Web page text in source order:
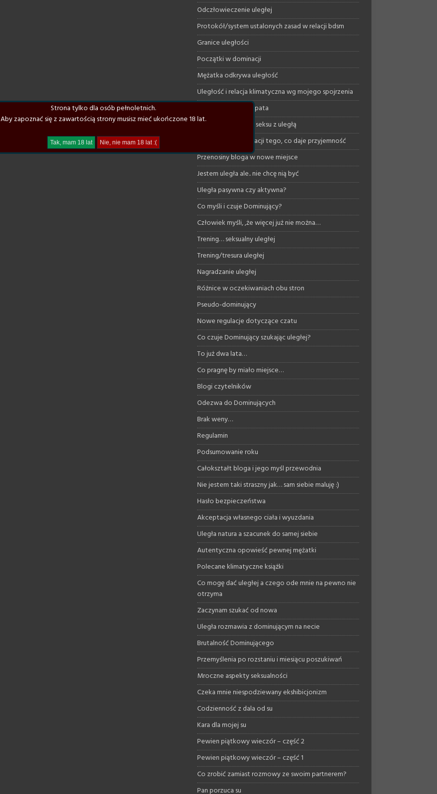
Odczłowieczenie uległej
Protokół/system ustalonych zasad w relacji bdsm
Granice uległości
Początki w dominacji
Mężatka odkrywa uległość
Uległość i relacja klimatyczna wg mojego spojrzenia
Dominujący psychopata
Moje podejście do seksu z uległą
Trudność w akceptacji tego, co daje przyjemność
Przenosiny bloga w nowe miejsce
Jestem uległa ale.. nie chcę nią być
Uległa pasywna czy aktywna?
Co myśli i czuje Dominujący?
Człowiek myśli, ,że więcej już nie można…
Trening… seksualny uległej
Trening/tresura uległej
Nagradzanie uległej
Różnice w oczekiwaniach obu stron
Pseudo-dominujący
Nowe regulacje dotyczące czatu
Co czuje Dominujący szukając uległej?
To już dwa lata…
Co pragnę by miało miejsce…
Blogi czytelników
Odezwa do Dominujących
Brak weny…
Regulamin
Podsumowanie roku
Całokształt bloga i jego myśl przewodnia
Nie jestem taki straszny jak… sam siebie maluję :)
Hasło bezpieczeństwa
Akceptacja własnego ciała i wyuzdania
Uległa natura a szacunek do samej siebie
Autentyczna opowieść pewnej mężatki
Polecane klimatyczne książki
Co mogę dać uległej a czego ode mnie na pewno nie
otrzyma
Zaczynam szukać od nowa
Uległa rozmawia z dominującym na necie
Brutalność Dominującego
Przemyślenia po rozstaniu i miesiącu poszukiwań
Mroczne aspekty seksualności
Czeka mnie niespodziewany ekshibicjonizm
Codzienność z dala od su
Kara dla mojej su
Pewien piątkowy wieczór – część 2
Pewien piątkowy wieczór – część 1
Co zrobić zamiast rozmowy ze swoim partnerem?
Pan porzuca su
Strona tylko dla osób pełnoletnich.
Aby zapoznać się z zawartością strony musisz mieć ukończone 18 lat.